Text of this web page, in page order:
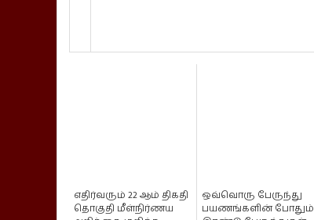
எதிர்வரும் 22 ஆம் திகதி
தொகுதி மீள்நிர்ணய
ஒவ்வொரு பேருந்து
பயணங்களின் போதும்